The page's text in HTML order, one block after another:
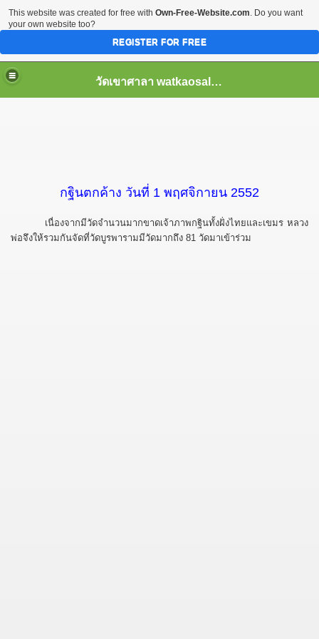
วัดเขาศาลา watkaosala.com
กฐินตกค้าง วันที่ 1 พฤศจิกายน 2552
เนื่องจากมีวัดจำนวนมากขาดเจ้าภาพกฐินทั้งฝั่งไทยและเขมร หลวง
พ่อจึงให้รวมกันจัดที่วัดบูรพารามมีวัดมากถึง 81 วัดมาเข้าร่วม
This website was created for free with Own-Free-Website.com. Do you want
your own website too?
REGISTER FOR FREE